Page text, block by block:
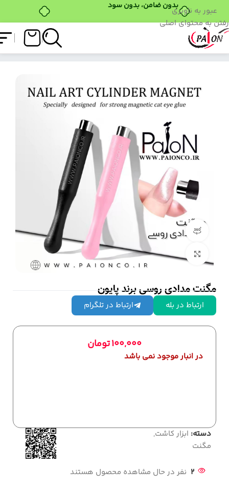
بدون ضامن، بدون سودعبور به ناوبری
رفتن به محتوای اصلی
فروشگاه مگنت مدادی روسی برند پایون
مشاهده 360 درجه
بزرگنمایی تصویر
مگنت مدادی روسی برند پایون
ارتباط در بله ارتباط در تلگرام
100,000تومان
در انبار موجود نمی باشد
دسته: ابزار کاشت,
مگنت
2 نفر در حال مشاهده محصول هستند